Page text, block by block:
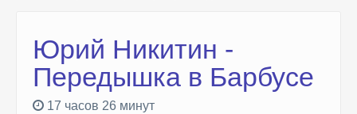
Юрий Никитин -
Передышка в Барбусе
17 часов 26 минут